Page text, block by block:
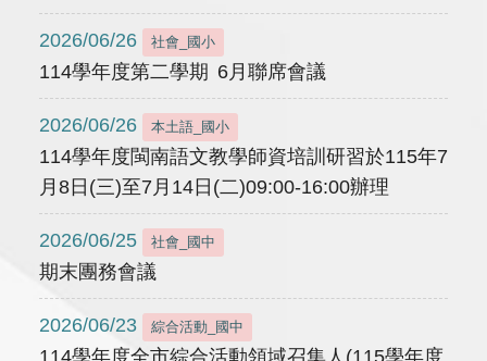
2026/06/26 社會_國小
114學年度第二學期 6月聯席會議
2026/06/26 本土語_國小
114學年度閩南語文教學師資培訓研習於115年7
月8日(三)至7月14日(二)09:00-16:00辦理
2026/06/25 社會_國中
期末團務會議
2026/06/23 綜合活動_國中